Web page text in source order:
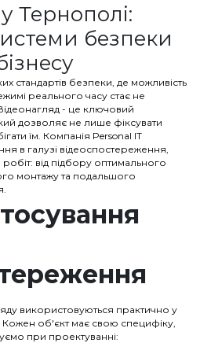
Тернополі:
безпеки
стандартів безпеки, де можливість
реального часу стає не
- це ключовий
дозволяє не лише фіксувати
їм. Компанія Personal IT
в галузі відеоспостереження,
від підбору оптимального
монтажу та подальшого
використовуються практично у
Кожен об'єкт має свою специфіку,
при проектуванні: